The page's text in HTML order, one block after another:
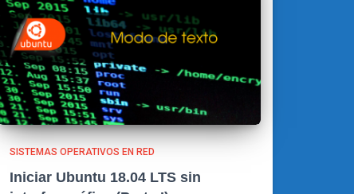
SISTEMAS OPERATIVOS EN RED
Iniciar Ubuntu 18.04 LTS sin